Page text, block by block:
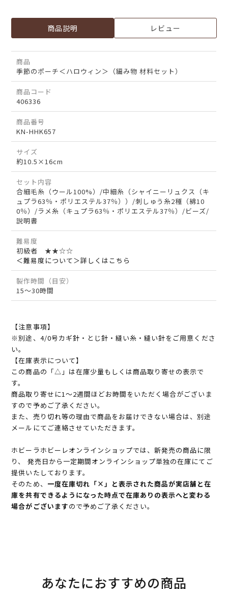
商品説明 レビュー
商品
季節のポーチ＜ハロウィン＞（編み物 材料セット）
商品コード
406336
商品番号
KN-HHK657
サイズ
約10.5×16cm
セット内容
合細毛糸（ウール100%）/中細糸（シャイニーリュクス（キ
ュプラ63％・ポリエステル37％））/刺しゅう糸2種（綿10
0％）/ラメ糸（キュプラ63％・ポリエステル37％）/ビーズ/
説明書
難易度
初級者 ★★☆☆
＜難易度について＞詳しくはこちら
製作時間（目安）
15～30時間
【注意事項】
※別途、4/0号カギ針・とじ針・縫い糸・縫い針をご用意くださ
い。
【在庫表示について】
この商品の「△」は在庫少量もしくは商品取り寄せの表示で
す。
商品取り寄せに1～2週間ほどお時間をいただく場合がございま
すので予めご了承ください。
また、売り切れ等の理由で商品をお届けできない場合は、別途
メールにてご連絡させていただきます。
ホビーラホビーレオンラインショップでは、新発売の商品に限
り、 発売日から一定期間オンラインショップ単独の在庫にてご
提供いたしております。
そのため、 一度在庫切れ「×」と表示された商品が実店舗と在
庫を共有できるようになった時点で在庫ありの表示へと変わる
場合がございますので予めご了承ください。
あなたにおすすめの商品